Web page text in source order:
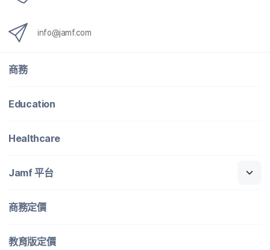
info@jamf.com
商務
Education
Healthcare
Jamf平​台
商務定​價
教育版定​價